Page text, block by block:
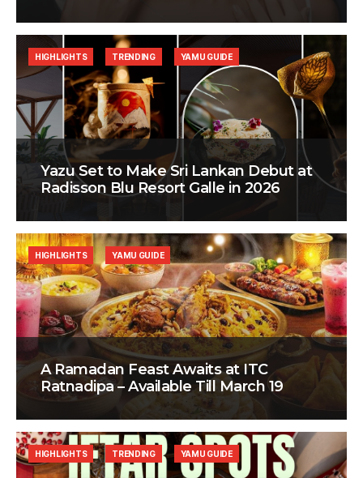
Yazu Set to Make Sri Lankan Debut at
Radisson Blu Resort Galle in 2026
HIGHLIGHTS TRENDING YAMU GUIDE
A Ramadan Feast Awaits at ITC
Ratnadipa – Available Till March 19
HIGHLIGHTS YAMU GUIDE
HIGHLIGHTS TRENDING YAMU GUIDE